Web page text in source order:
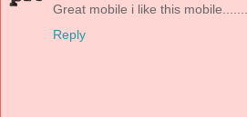
Great mobile i like this mobile........
Reply